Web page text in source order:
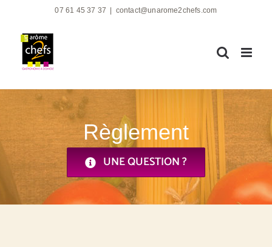
contenu
07 61 45 37 37 contact@unarome2chefs.com
Règlement
UNE QUESTION ?